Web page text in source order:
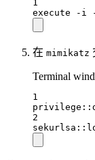
1
execute
-i
在 mimikatz
Terminal
1
2